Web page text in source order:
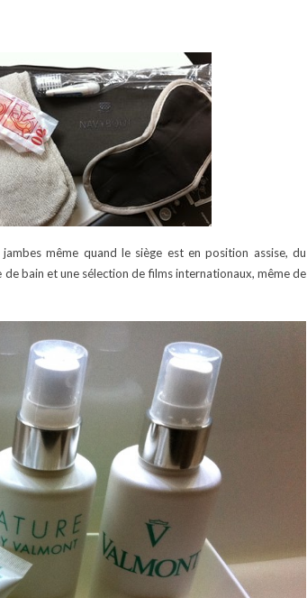
même quand le siège est en position assise, du
bain et une sélection de films internationaux, même de